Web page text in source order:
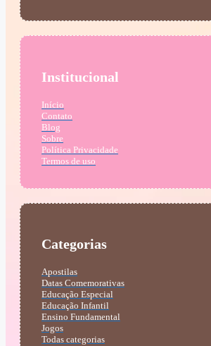
Institucional
Início
Contato
Blog
Sobre
Política Privacidade
Termos de uso
Categorias
Apostilas
Datas Comemorativas
Educação Especial
Educação Infantil
Ensino Fundamental
Jogos
Todas categorias